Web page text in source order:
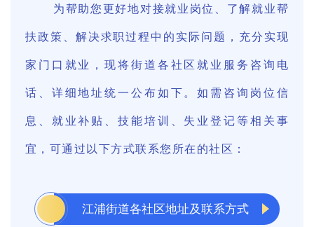
为帮助您更好地对接就业岗位、了解就业帮
扶政策、解决求职过程中的实际问题，充分实现
家门口就业，现将街道各社区就业服务咨询电
话、详细地址统一公布如下。如需咨询岗位信
息、就业补贴、技能培训、失业登记等相关事
宜，可通过以下方式联系您所在的社区：
江浦街道各社区地址及联系方式